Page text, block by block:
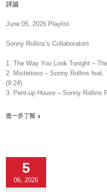
評論
June 05, 2026 Playlist
Sonny Rollins’s Collaborators
1. The Way You Look Tonight –
2. Misterioso – Sonny Rollins feat.
(9:24)
3. Pent-up House – Sonny Rollins
進一步了解
5
06, 2026